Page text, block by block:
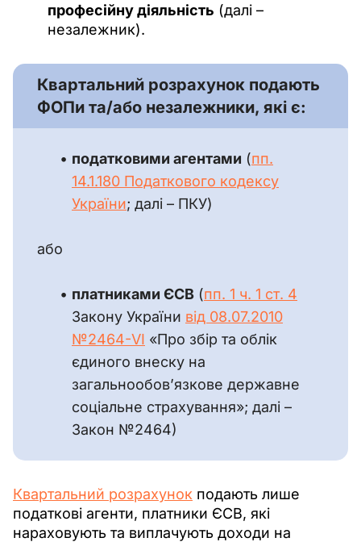
професійну діяльність (далі –
незалежник).
Квартальний розрахунок подають
ФОПи та/або незалежники, які є:
податковими агентами (пп.
14.1.180 Податкового кодексу
України; далі – ПКУ)
або
платниками ЄСВ (пп. 1 ч. 1 ст. 4
Закону України від 08.07.2010
№2464-VI «Про збір та облік
єдиного внеску на
загальнообов’язкове державне
соціальне страхування»; далі –
Закон №2464)
Квартальний розрахунок подають лише
податкові агенти, платники ЄСВ, які
нараховують та виплачують доходи на